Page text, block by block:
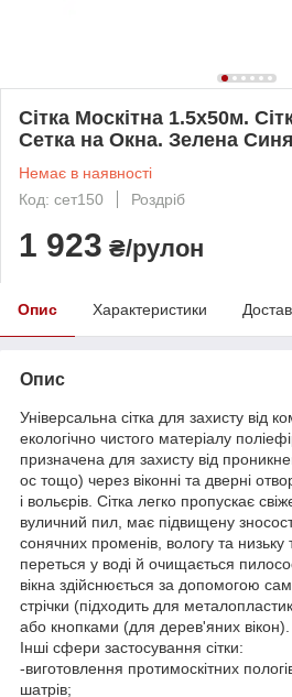
Сітка Москітна 1.5х50м.
Сетка на Окна. Зелена Синя
Немає в наявності
Код: сет150
Роздріб
1 923 ₴/рулон
Опис Характеристики
Опис
Універсальна сітка для захисту від
екологічно чистого матеріалу
призначена для захисту від
ос тощо) через віконні та дверні
і вольєрів. Сітка легко пропускає
вуличний пил, має підвищену
сонячних променів, вологу та низьку
переться у воді й очищається
вікна здійснюється за допомогою
стрічки (підходить для
або кнопками (для дерев'яних вікон).
Інші сфери застосування сітки:
-виготовлення протимоскітних
шатрів;